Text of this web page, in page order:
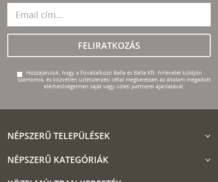
FELIRATKOZÁS
Hozzájárulok, hogy a Fővállalkozó Balla és Balla Kft. hírlevelet küldjön
számomra, és közvetlen üzletszerzési céllal megkeressen az általam megadott
elérhetőségeimen saját vagy üzleti partnerei ajánlatával.
NÉPSZERŰ TELEPÜLÉSEK
NÉPSZERŰ KATEGÓRIÁK